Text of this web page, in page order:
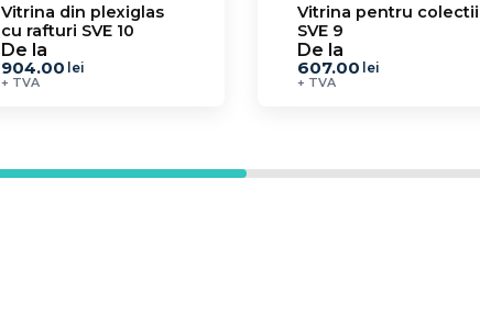
Vitrina din plexiglas
cu rafturi SVE 10
De la
904.00 lei
+ TVA
Vitrina pentru colectii
SVE 9
De la
607.00 lei
+ TVA